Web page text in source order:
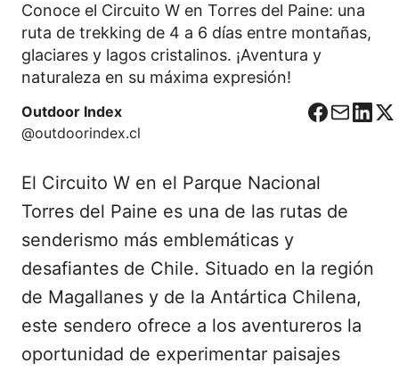
Conoce el Circuito W en Torres del Paine: una
ruta de trekking de 4 a 6 días entre montañas,
glaciares y lagos cristalinos. ¡Aventura y
naturaleza en su máxima expresión!
Outdoor Index
@outdoorindex.cl
F
e
b
k
C
e
L
n
X
El Circuito W en el Parque Nacional
Torres del Paine es una de las rutas de
senderismo más emblemáticas y
desafiantes de Chile. Situado en la región
de Magallanes y de la Antártica Chilena,
este sendero ofrece a los aventureros la
oportunidad de experimentar paisajes